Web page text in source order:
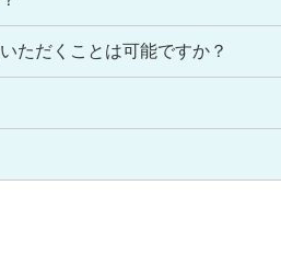
ただくことは可能ですか？